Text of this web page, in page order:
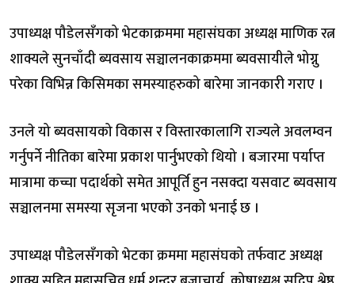
उपाध्यक्ष पौडेलसँगको भेटकाक्रममा महासंघका अध्यक्ष माणिक रत्न
शाक्यले सुनचाँदी ब्यवसाय सञ्चालनकाक्रममा ब्यवसायीले भोग्नु
परेका विभिन्न किसिमका समस्याहरुको बारेमा जानकारी गराए ।
उनले यो ब्यवसायको विकास र विस्तारकालागि राज्यले अवलम्वन
गर्नुपर्ने नीतिका बारेमा प्रकाश पार्नुभएको थियो । बजारमा पर्याप्त
मात्रामा कच्चा पदार्थको समेत आपूर्ति हुन नसक्दा यसवाट ब्यवसाय
सञ्चालनमा समस्या सृजना भएको उनको भनाई छ ।
उपाध्यक्ष पौडेलसँगको भेटका क्रममा महासंघको तर्फवाट अध्यक्ष